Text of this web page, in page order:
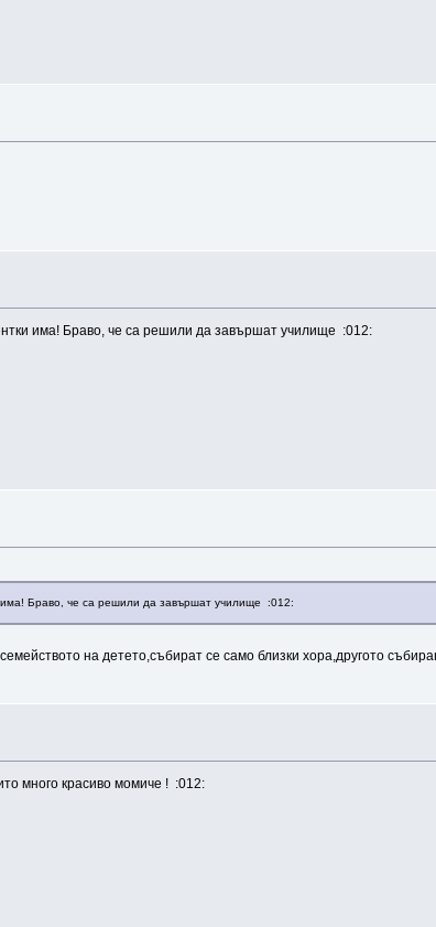
има! Браво, че са решили да завършат училище :012:
Браво, че са решили да завършат училище :012:
на детето,събират се само близки хора,другото
много красиво момиче ! :012: